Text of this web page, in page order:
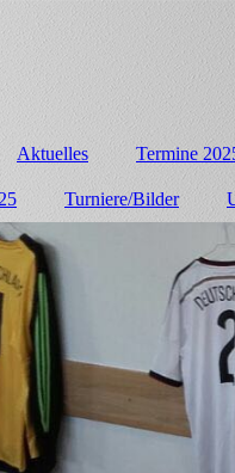
Aktuelles Termine
Turniere/Bilder